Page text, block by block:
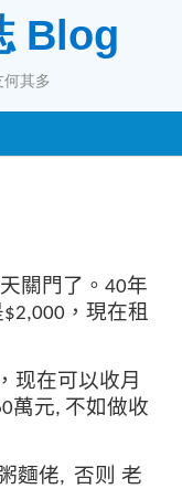
Blog
其多
關門了。40年
$2,000 ，現在租
现在可以收月
萬元, 不如做收
麵佬, 否则 老